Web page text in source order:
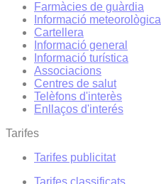
Farmàcies de guàrdia
Informació meteorològica
Cartellera
Informació general
Informació turística
Associacions
Centres de salut
Telèfons d'interès
Enllaços d'interés
Tarifes
Tarifes publicitat